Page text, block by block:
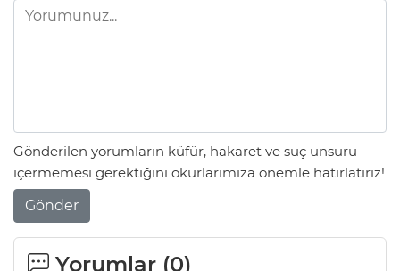
Gönderilen yorumların küfür, hakaret ve suç unsuru
içermemesi gerektiğini okurlarımıza önemle hatırlatırız!
Gönder
Yorumlar (0)